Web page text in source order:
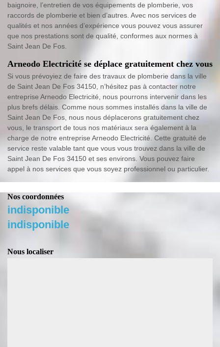
baignoire, l’entretien de vos équipements de plomberie, vos
raccords de plomberie et bien d’autres. Avec nos services de
qualités et nos années d’expérience vous pouvez vous assurer
que nos prestations sont de qualité, conformes aux normes à
Saint Jean De Fos.
Arneodo Electricité se déplace gratuitement chez vous
Si vous prévoyiez de faire des travaux de plomberie dans la ville
de Saint Jean De Fos 34150, n’hésitez pas à contacter notre
entreprise Arneodo Electricité, nous pourrons intervenir dans les
plus brefs délais. Comme nous sommes installés dans la ville de
Saint Jean De Fos, nous nous déplacerons gratuitement chez
vous, le transport de tous nos matériaux sera également à la
charge de notre entreprise Arneodo Electricité. Cette gratuité de
service reste valable tant que vous vous trouvez dans la ville de
Saint Jean De Fos 34150 et ses environs. Vous pouvez faire
appel à nos services que vous soyez professionnel ou particulier.
Nos coordonnées
indisponible
indisponible
Nous localiser